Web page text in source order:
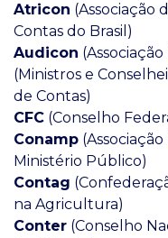
Atricon (Associação
Contas do Brasil)
Audicon
(Ministros e
de Contas)
CFC (Conselho
Conamp
Ministério Público)
Contag
na Agricultura)
Conter (Conselho